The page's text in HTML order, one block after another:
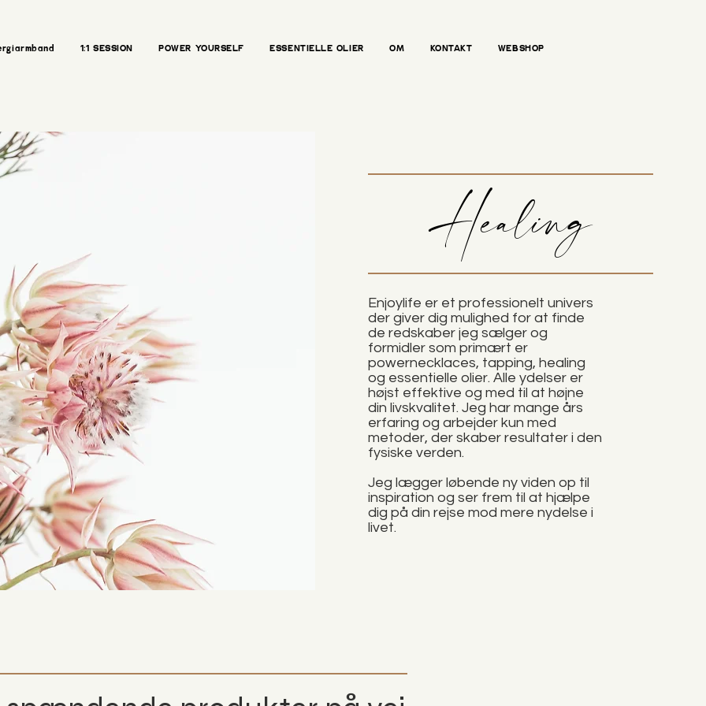
1:1 SESSION POWER YOURSELF ESSENTIELLE OLIER OM KONTAKT WEBSHOP
Healing
Enjoylife er et professionelt univers
der giver dig mulighed for at finde
de redskaber jeg sælger og
formidler som primært er
powernecklaces, tapping, healing
og essentielle olier. Alle ydelser er
højst effektive og med til at højne
din livskvalitet. Jeg har mange års
erfaring og arbejder kun med
metoder, der skaber resultater i den
fysiske verden.
Jeg lægger løbende ny viden op til
inspiration og ser frem til at hjælpe
dig på din rejse mod mere nydelse i
livet.